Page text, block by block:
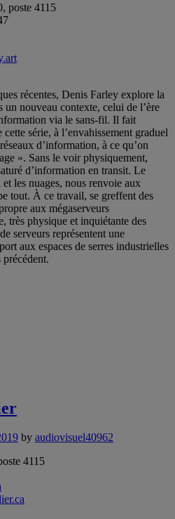
poste 4115
récentes, Denis Farley explore la
un nouveau contexte, celui de l’ère
via le sans-fil. Il fait
série, à l’envahissement graduel
d’information, à ce qu’on
». Sans le voir physiquement,
d’information en transit. Le
les nuages, nous renvoie aux
tout. À ce travail, se greffent des
aux mégaserveurs
très physique et inquiétante des
serveurs représentent une
aux espaces de serres industrielles
by audiovisuel40962
4115